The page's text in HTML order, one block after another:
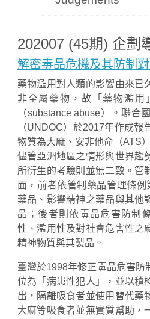
202007 (45期) 企劃
解密毒品危機及其防制
藥物濫用對人類的影響由來已
非全屬藥物，故「藥物濫用
（substance abuse）。聯合
（UNDOC）於2017年作成報
物質為大麻、安非他命（ATS
儘管亞洲地區之情形與世界趨
所衍生的考驗則並無二致。管
面，前者依管制藥品管理條
藥品、影響精神之藥品與其他
品；後者則依毒品危害防制
性、濫用性及對社會危害性之
精神物質與其製品。
臺灣於1998年修正毒品危害防
位為「病患性犯人」，並以積
出，隔離吸食者並使用替代藥
大麻等吸食者並無實質幫助，